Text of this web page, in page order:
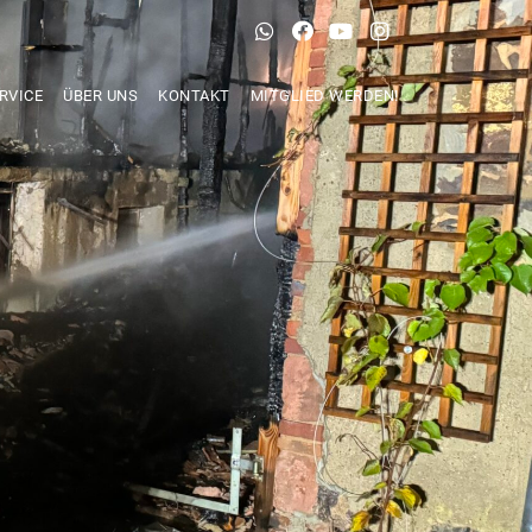
ÜBER UNS KONTAKT MITGLIED WERDEN!